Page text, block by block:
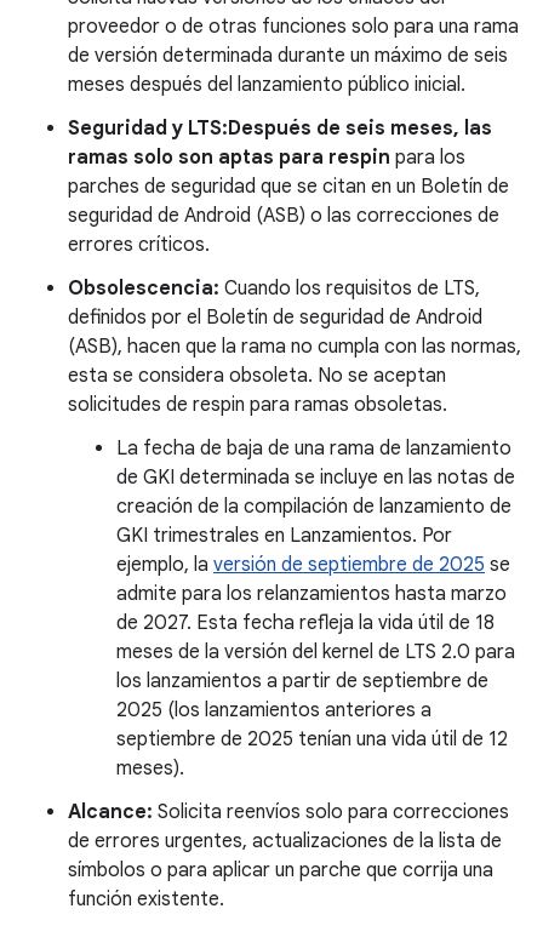
proveedor o de otras funciones solo para una rama
de versión determinada durante un máximo de seis
meses después del lanzamiento público inicial.
Seguridad y LTS:Después de seis meses, las
ramas solo son aptas para respin para los
parches de seguridad que se citan en un Boletín de
seguridad de Android (ASB) o las correcciones de
errores críticos.
Obsolescencia: Cuando los requisitos de LTS,
definidos por el Boletín de seguridad de Android
(ASB), hacen que la rama no cumpla con las normas,
esta se considera obsoleta. No se aceptan
solicitudes de respin para ramas obsoletas.
La fecha de baja de una rama de lanzamiento
de GKI determinada se incluye en las notas de
creación de la compilación de lanzamiento de
GKI trimestrales en Lanzamientos. Por
ejemplo, la versión de septiembre de 2025 se
admite para los relanzamientos hasta marzo
de 2027. Esta fecha refleja la vida útil de 18
meses de la versión del kernel de LTS 2.0 para
los lanzamientos a partir de septiembre de
2025 (los lanzamientos anteriores a
septiembre de 2025 tenían una vida útil de 12
meses).
Alcance: Solicita reenvíos solo para correcciones
de errores urgentes, actualizaciones de la lista de
símbolos o para aplicar un parche que corrija una
función existente.